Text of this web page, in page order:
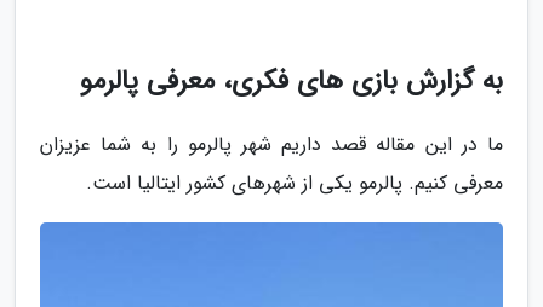
به گزارش بازی های فکری، معرفی پالرمو
ما در این مقاله قصد داریم شهر پالرمو را به شما عزیزان
معرفی کنیم. پالرمو یکی از شهرهای کشور ایتالیا است.